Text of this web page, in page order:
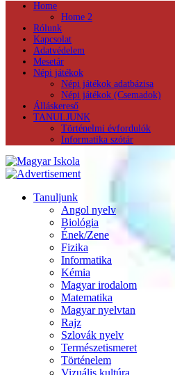
Home
Home 2
Rólunk
Kapcsolat
Adatvédelem
Mesetár
Népi játékok
Népi játékok adatbázisa
Népi játékok (Csemadok)
Álláskereső
TANULJUNK
Történelmi évfordulók
Informatika szótár
Tanuljunk
Angol nyelv
Biológia
Ének/Zene
Fizika
Informatika
Kémia
Magyar irodalom
Matematika
Magyar nyelvtan
Rajz
Szlovák nyelv
Természetismeret
Történelem
Vizuális kultúra